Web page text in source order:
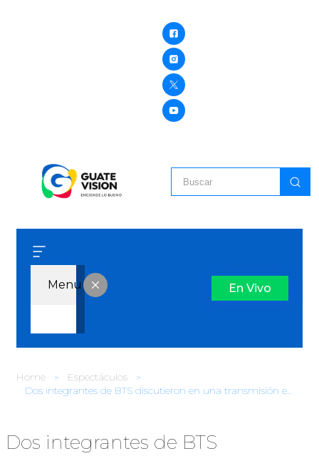
Menu En Vivo
Home
Espectáculos
Dos integrantes de BTS discutieron en una transmisión en YouTube y se vuelven tendencia en redes sociales
Dos integrantes de BTS